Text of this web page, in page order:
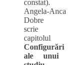
constat).
Angela‑Anca
Dobre
scrie
capitolul
Configurări
ale unui